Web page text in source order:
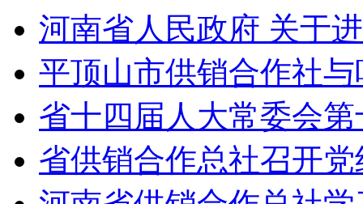
河南省人民政府 关于
平顶山市供销合作社
省十四届人大常委会
省供销合作总社召开